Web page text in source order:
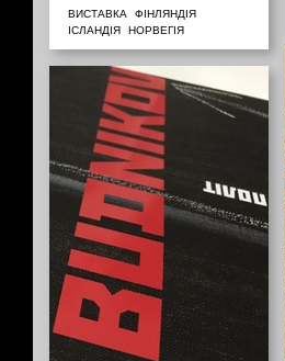
ВИСТАВКА
ФІНЛЯНДІЯ
ІСЛАНДІЯ
НОРВЕГІЯ